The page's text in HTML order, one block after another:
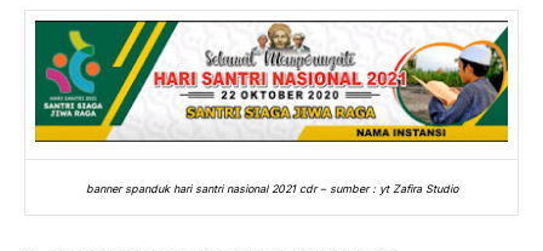
banner spanduk hari santri nasional 2021 cdr – sumber : yt Zafira Studio